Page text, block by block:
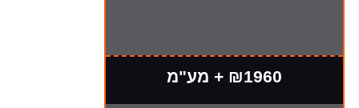
₪1960 + מע"מ